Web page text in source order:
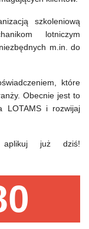
szkoleniową
lotniczym
m.in. do
które
Obecnie jest to
LOTAMS i rozwijaj
już dziś!